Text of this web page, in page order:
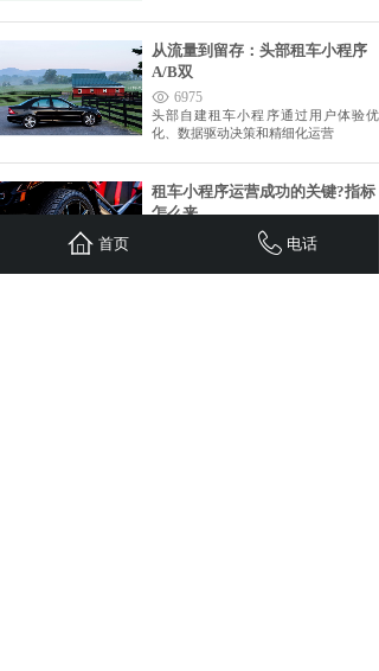
从流量到留存：头部租车小程序
A/B双
6975
头部自建租车小程序通过用户体验优
化、数据驱动决策和精细化运营
租车小程序运营成功的关键?指标
怎么来
租车小程序运营需围绕用户体验优化、
数据驱动决策、盈利模式创新
首页 电话